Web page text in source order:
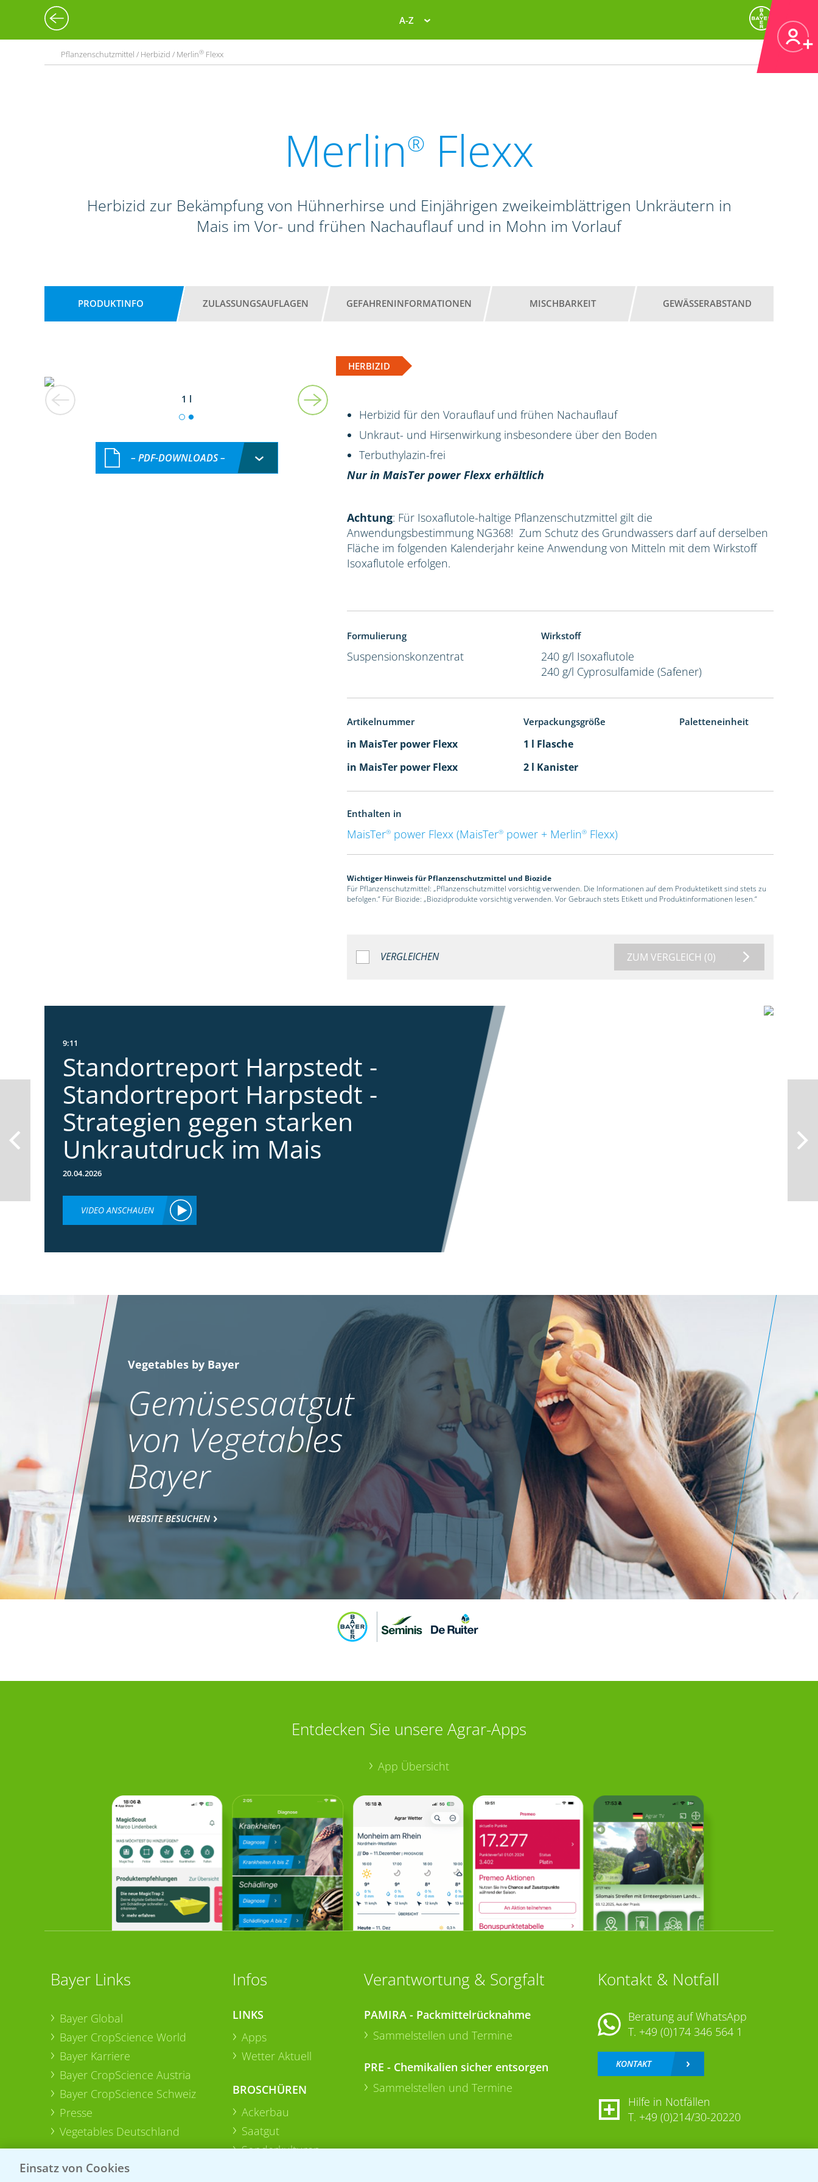
A-Z
Pflanzenschutzmittel / Herbizid / Merlin® Flexx
Merlin® Flexx
Herbizid zur Bekämpfung von Hühnerhirse und Einjährigen zweikeimblättrigen Unkräutern in
Mais im Vor- und frühen Nachauflauf und in Mohn im Vorlauf
PRODUKTINFO ZULASSUNGSAUFLAGEN GEFAHRENINFORMATIONEN MISCHBARKEIT GEWÄSSERABSTAND
HERBIZID
1 l
– PDF-DOWNLOADS –
Herbizid für den Vorauflauf und frühen Nachauflauf
Unkraut- und Hirsenwirkung insbesondere über den Boden
Terbuthylazin-frei
Nur in MaisTer power Flexx erhältlich
Achtung: Für Isoxaflutole-haltige Pflanzenschutzmittel gilt die
Anwendungsbestimmung NG368! Zum Schutz des Grundwassers darf auf derselben
Fläche im folgenden Kalenderjahr keine Anwendung von Mitteln mit dem Wirkstoff
Isoxaflutole erfolgen.
Formulierung
Suspensionskonzentrat
Wirkstoff
240 g/l Isoxaflutole
240 g/l Cyprosulfamide (Safener)
Artikelnummer Verpackungsgröße Paletteneinheit
in MaisTer power Flexx
1 l Flasche
in MaisTer power Flexx
2 l Kanister
Enthalten in
MaisTer® power Flexx (MaisTer® power + Merlin® Flexx)
Wichtiger Hinweis für Pflanzenschutzmittel und Biozide
Für Pflanzenschutzmittel: „Pflanzenschutzmittel vorsichtig verwenden. Die Informationen auf dem Produktetikett sind stets zu
befolgen.“ Für Biozide: „Biozidprodukte vorsichtig verwenden. Vor Gebrauch stets Etikett und Produktinformationen lesen.“
VERGLEICHEN ZUM VERGLEICH (0)
9:11
Standortreport Harpstedt -
Standortreport Harpstedt -
Strategien gegen starken
Unkrautdruck im Mais
20.04.2026
VIDEO ANSCHAUEN
Vegetables by Bayer
Gemüsesaatgut
von Vegetables
Bayer
WEBSITE BESUCHEN
Entdecken Sie unsere Agrar-Apps
App Übersicht
Bayer Links
Bayer Global
Bayer CropScience World
Bayer Karriere
Bayer CropScience Austria
Bayer CropScience Schweiz
Presse
Vegetables Deutschland
Infos
LINKS
Apps
Wetter Aktuell
BROSCHÜREN
Ackerbau
Saatgut
Sonderkulturen
Verantwortung & Sorgfalt
PAMIRA - Packmittelrücknahme
Sammelstellen und Termine
PRE - Chemikalien sicher entsorgen
Sammelstellen und Termine
Kontakt & Notfall
Beratung auf WhatsApp
T. +49 (0)174 346 564 1
KONTAKT
Hilfe in Notfällen
T. +49 (0)214/30-20220
Einsatz von Cookies